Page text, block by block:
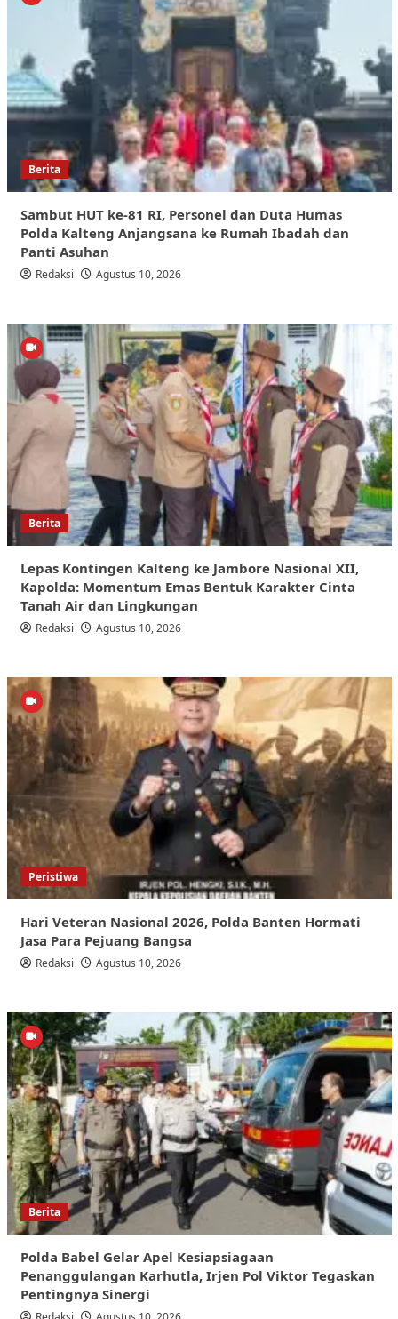
Berita
Sambut HUT ke-81 RI, Personel dan Duta Humas
Polda Kalteng Anjangsana ke Rumah Ibadah dan
Panti Asuhan
Redaksi Agustus 10, 2026
Berita
Lepas Kontingen Kalteng ke Jambore Nasional XII,
Kapolda: Momentum Emas Bentuk Karakter Cinta
Tanah Air dan Lingkungan
Redaksi Agustus 10, 2026
Peristiwa
Hari Veteran Nasional 2026, Polda Banten Hormati
Jasa Para Pejuang Bangsa
Redaksi Agustus 10, 2026
Berita
Polda Babel Gelar Apel Kesiapsiagaan
Penanggulangan Karhutla, Irjen Pol Viktor Tegaskan
Pentingnya Sinergi